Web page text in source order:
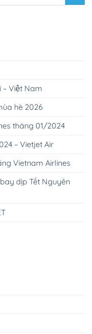
– Việt Nam
hè 2026
tháng 01/2024
– Vietjet Air
Vietnam Airlines
dịp Tết Nguyên